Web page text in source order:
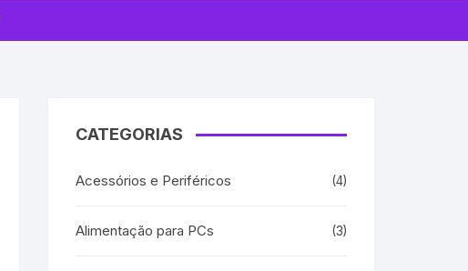
CATEGORIAS
Acessórios e Periféricos (4)
Alimentação para PCs (3)